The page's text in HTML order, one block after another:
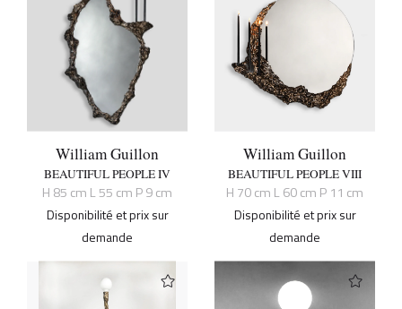
William Guillon
BEAUTIFUL PEOPLE IV
H 85 cm L 55 cm P 9 cm
Disponibilité et prix sur
demande
William Guillon
BEAUTIFUL PEOPLE VIII
H 70 cm L 60 cm P 11 cm
Disponibilité et prix sur
demande